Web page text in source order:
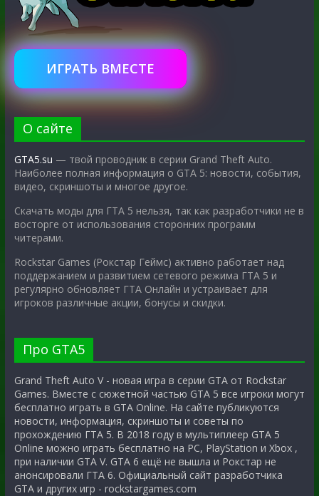
ИГРАТЬ ВМЕСТЕ
О сайте
GTA5.su — твой проводник в серии Grand Theft Auto.
Наиболее полная информация о GTA 5: новости, события,
видео, скриншоты и многое другое.
Скачать моды для ГТА 5 нельзя, так как разработчики не в
восторге от использования сторонних программ
читерами.
Rockstar Games (Рокстар Геймс) активно работает над
поддержанием и развитием сетевого режима ГТА 5 и
регулярно обновляет ГТА Онлайн и устраивает для
игроков различные акции, бонусы и скидки.
Про GTA5
Grand Theft Auto V - новая игра в серии GTA от Rockstar
Games. Вместе с сюжетной частью GTA 5 все игроки могут
бесплатно играть в GTA Online. На сайте публикуются
новости, информация, скриншоты и советы по
прохождению ГТА 5. В 2018 году в мультиплеер GTA 5
Online можно играть бесплатно на PC, PlayStation и Xbox ,
при наличии GTA V. GTA 6 ещё не вышла и Рокстар не
анонсировали ГТА 6. Официальный сайт разработчика
GTA и других игр - rockstargames.com